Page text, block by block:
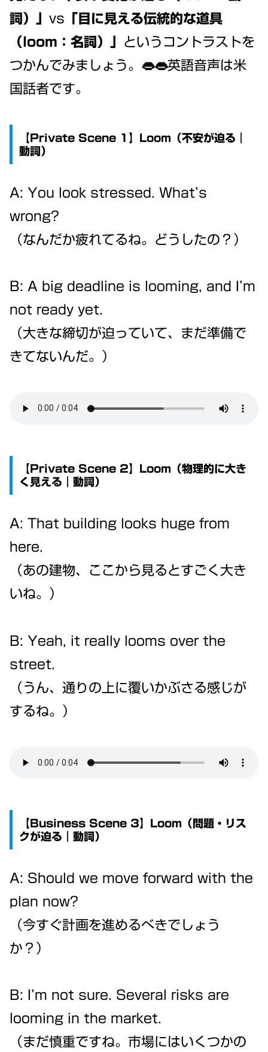
詞）」 vs 「目に見える伝統的な道具
（loom：名詞）」 というコントラストを
つかんでみましょう。👄👄英語音声は米
国話者です。
【Private Scene 1】Loom（不安が迫る｜
動詞）
A: You look stressed. What’s
wrong?
（なんだか疲れてるね。どうしたの？）
B: A big deadline is looming, and I’m
not ready yet.
（大きな締切が迫っていて、まだ準備で
きてないんだ。）
【Private Scene 2】Loom（物理的に大き
く見える｜動詞）
A: That building looks huge from
here.
（あの建物、ここから見るとすごく大き
いね。）
B: Yeah, it really looms over the
street.
（うん、通りの上に覆いかぶさる感じが
するね。）
【Business Scene 3】Loom（問題・リス
クが迫る｜動詞）
A: Should we move forward with the
plan now?
（今すぐ計画を進めるべきでしょう
か？）
B: I’m not sure. Several risks are
looming in the market.
（まだ慎重ですね。市場にはいくつかの